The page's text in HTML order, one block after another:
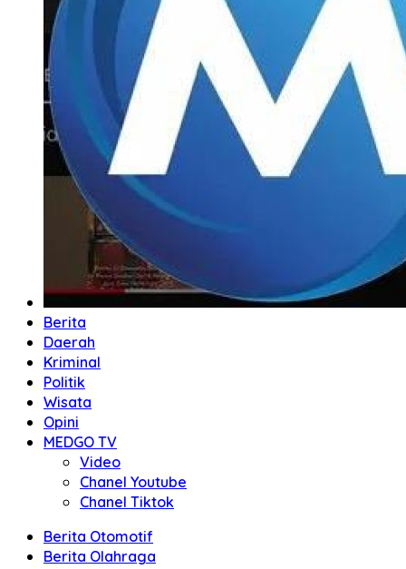
Berita
Daerah
Kriminal
Politik
Wisata
Opini
MEDGO TV
Video
Chanel Youtube
Chanel Tiktok
Berita Otomotif
Berita Olahraga